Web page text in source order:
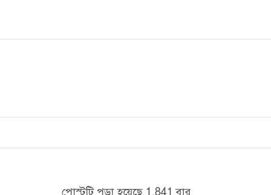
content
পোস্টটি পড়া হয়েছে 1,841 বার